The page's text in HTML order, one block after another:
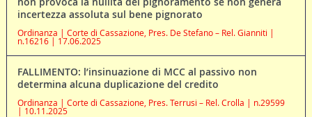
incertezza assoluta sul bene pignorato
Ordinanza | Corte di Cassazione, Pres. De Stefano – Rel. Gianniti |
n.16216 | 17.06.2025
FALLIMENTO: l’insinuazione di MCC al passivo non
determina alcuna duplicazione del credito
Ordinanza | Corte di Cassazione, Pres. Terrusi – Rel. Crolla | n.29599
| 10.11.2025